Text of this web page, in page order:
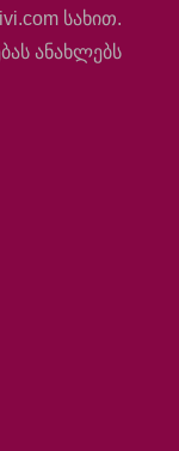
სახით.
ანახლებს